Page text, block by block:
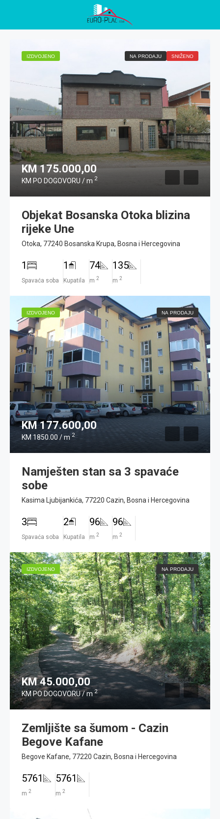
IZDVOJENO NA PRODAJU SNIŽENO
KM 175.000,00
KM PO DOGOVORU / m 2
Objekat Bosanska Otoka blizina
rijeke Une
Otoka, 77240 Bosanska Krupa, Bosna i Hercegovina
1
Spavaća soba
1
Kupatila
74
m 2
135
m 2
IZDVOJENO NA PRODAJU
KM 177.600,00
KM 1850.00 / m2
Namješten stan sa 3 spavaće
sobe
Kasima Ljubijankića, 77220 Cazin, Bosna i Hercegovina
3
Spavaća soba
2
Kupatila
96
m 2
96
m 2
IZDVOJENO NA PRODAJU
KM 45.000,00
KM PO DOGOVORU / m 2
Zemljište sa šumom - Cazin
Begove Kafane
Begove Kafane, 77220 Cazin, Bosna i Hercegovina
5761
m 2
5761
m 2